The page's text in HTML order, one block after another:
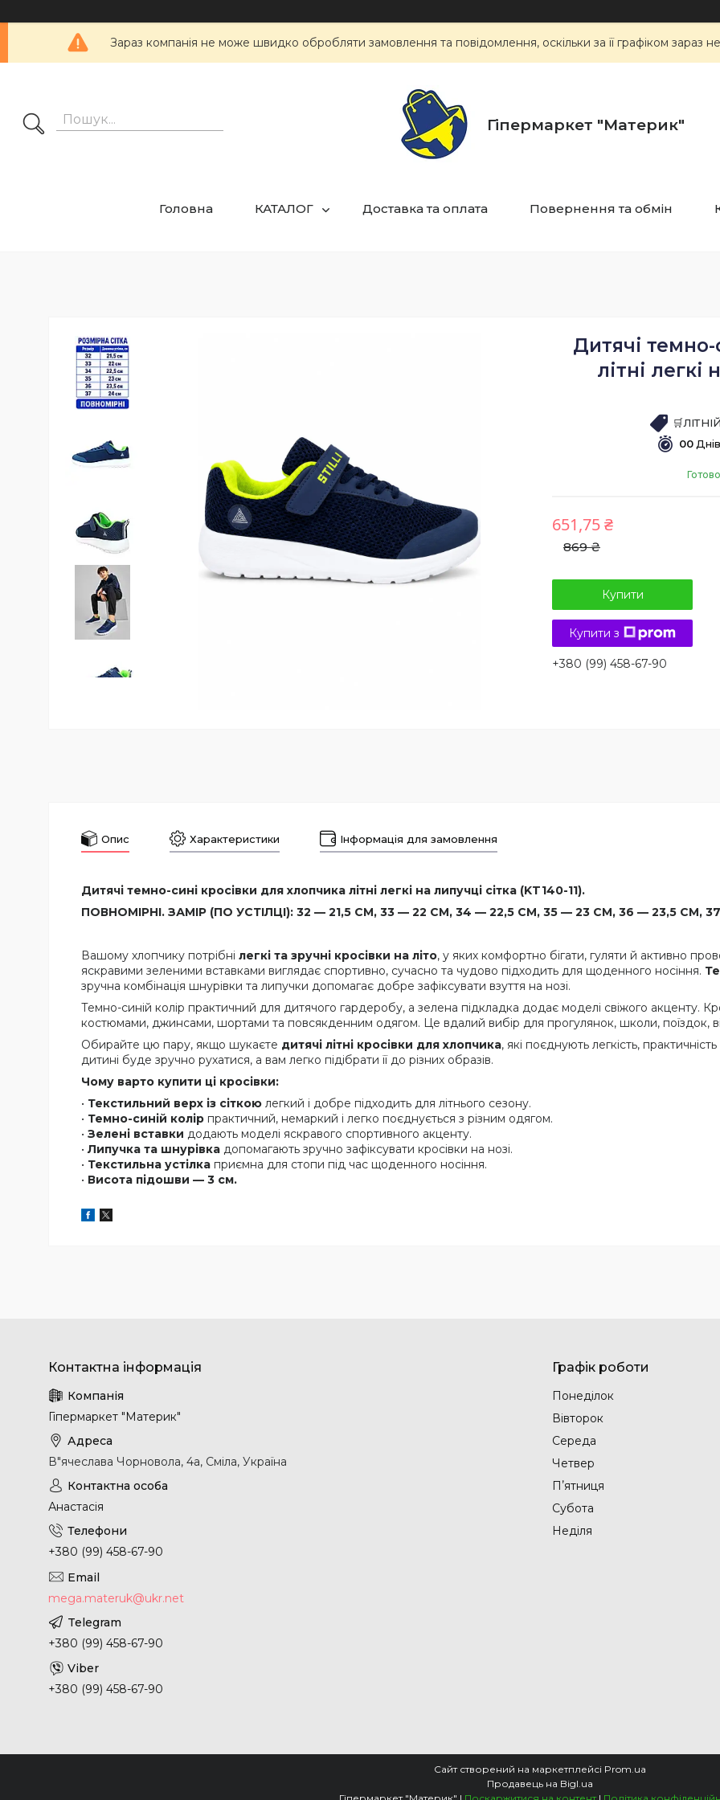
Зараз компанія не може швидко обробляти замовлення та повідомлення, оскільки за її графіком
Гіпермаркет "Материк"
Головна КАТАЛОГ Доставка та оплата Повернення та обмін
Дитячі темно-
літні легкі
00 Днів
869 ₴
651,75 ₴
Купити
Купити з
+380 (99) 458-67-90
Опис Характеристики Інформація для замовлення
Дитячі темно-сині кросівки для хлопчика літні легкі на липучці сітка (KT140-11).
ПОВНОМІРНІ. ЗАМІР (ПО УСТІЛЦІ): 32 — 21,5 СМ, 33 — 22 СМ, 34 — 22,5 СМ, 35 — 23 СМ, 36 — 23,5 СМ,
Вашому хлопчику потрібні легкі та зручні кросівки на літо, у яких комфортно бігати, гуляти й активно
яскравими зеленими вставками виглядає спортивно, сучасно та чудово підходить для щоденного носіння.
зручна комбінація шнурівки та липучки допомагає добре зафіксувати взуття на нозі.
Темно-синій колір практичний для дитячого гардеробу, а зелена підкладка додає моделі свіжого акценту.
костюмами, джинсами, шортами та повсякденним одягом. Це вдалий вибір для прогулянок, школи, поїздок,
Обирайте цю пару, якщо шукаєте дитячі літні кросівки для хлопчика, які поєднують легкість,
дитині буде зручно рухатися, а вам легко підібрати її до різних образів.
Чому варто купити ці кросівки:
• Текстильний верх із сіткою легкий і добре підходить для літнього сезону.
• Темно-синій колір практичний, немаркий і легко поєднується з різним одягом.
• Зелені вставки додають моделі яскравого спортивного акценту.
• Липучка та шнурівка допомагають зручно зафіксувати кросівки на нозі.
• Текстильна устілка приємна для стопи під час щоденного носіння.
• Висота підошви — 3 см.
Гіпермаркет "Материк"
В"ячеслава Чорновола, 4а, Сміла, Україна
Анастасія
+380 (99) 458-67-90
mega.materuk@ukr.net
+380 (99) 458-67-90
+380 (99) 458-67-90
Графік роботи
Понеділок
Вівторок
Середа
Четвер
Пʼятниця
Субота
Неділя
Сайт створений на маркетплейсі Prom.ua
Продавець на Bigl.ua